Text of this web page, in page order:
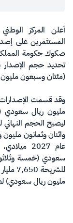
أعلن المركز
صكوك حكومة المملكة
(مئتان وسبعون
مليون ريال سعودي
واثنان وثمانون
سعودي (خمسة
مليون ريال سعودي) لصكوك